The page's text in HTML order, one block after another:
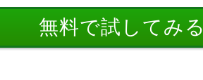
無料で試してみる